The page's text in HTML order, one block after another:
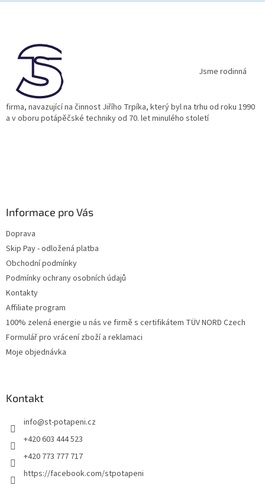
Jsme rodinná
firma, navazující na činnost Jiřího Trpíka, který byl na trhu od roku 1990
a v oboru potápěčské techniky od 70. let minulého století
Informace pro Vás
Doprava
Skip Pay - odložená platba
Obchodní podmínky
Podmínky ochrany osobních údajů
Kontakty
Affiliate program
100% zelená energie u nás ve firmě s certifikátem TÜV NORD Czech
Formulář pro vrácení zboží a reklamaci
Moje objednávka
Kontakt
info@st-potapeni.cz
+420 603 444 523
+420 773 777 717
https://facebook.com/stpotapeni